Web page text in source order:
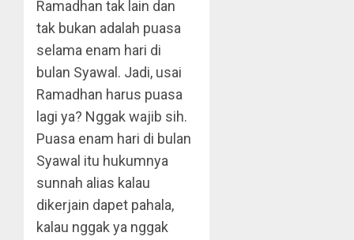
Ramadhan tak lain dan
tak bukan adalah puasa
selama enam hari di
bulan Syawal. Jadi, usai
Ramadhan harus puasa
lagi ya? Nggak wajib sih.
Puasa enam hari di bulan
Syawal itu hukumnya
sunnah alias kalau
dikerjain dapet pahala,
kalau nggak ya nggak